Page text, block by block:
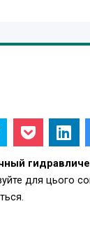
поста,
Мобильная
на
для цього